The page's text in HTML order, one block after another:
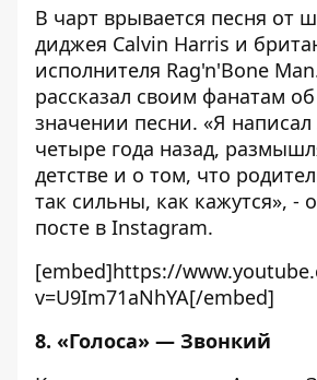
В чарт врывается песня от
диджея Calvin Harris и
исполнителя Rag'n'Bone
рассказал своим фанатам
значении песни. «Я написал
четыре года назад,
детстве и о том, что
так сильны, как кажутся», -
посте в Instagram.
[embed]https://
v=U9Im71aNhYA[/embed]
8. «Голоса» — Звонкий